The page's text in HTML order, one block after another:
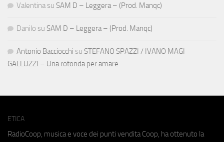
Valentina su SAM D – Leggera – (Prod. Manqc)
Danilo su SAM D – Leggera – (Prod. Manqc)
Antonio Bacciocchi su STEFANO SPAZZI / IVANO MAGI
GALLUZZI – Una rotonda per amare
ETICA
RadioCoop, musica e voce dei punti vendita Coop, ha ottenuto la